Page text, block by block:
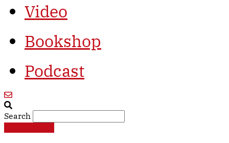
Video
Bookshop
Podcast
Search